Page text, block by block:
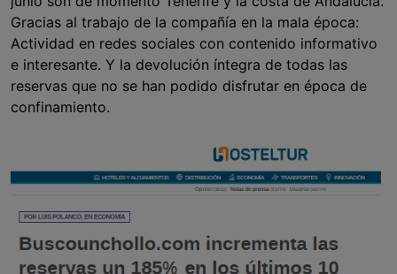
Gracias al trabajo de la compañía en la mala época:
Actividad en redes sociales con contenido informativo
e interesante. Y la devolución íntegra de todas las
reservas que no se han podido disfrutar en época de
confinamiento.